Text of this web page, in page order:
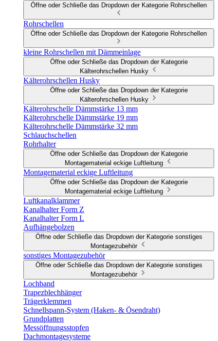
Öffne oder Schließe das Dropdown der Kategorie Rohrschellen
Rohrschellen
Öffne oder Schließe das Dropdown der Kategorie Rohrschellen
kleine Rohrschellen mit Dämmeinlage
Öffne oder Schließe das Dropdown der Kategorie
Kälterohrschellen Husky
Kälterohrschellen Husky
Öffne oder Schließe das Dropdown der Kategorie
Kälterohrschellen Husky
Kälterohrschelle Dämmstärke 13 mm
Kälterohrschelle Dämmstärke 19 mm
Kälterohrschelle Dämmstärke 32 mm
Schlauchschellen
Rohrhalter
Öffne oder Schließe das Dropdown der Kategorie
Montagematerial eckige Luftleitung
Montagematerial eckige Luftleitung
Öffne oder Schließe das Dropdown der Kategorie
Montagematerial eckige Luftleitung
Luftkanalklammer
Kanalhalter Form Z
Kanalhalter Form L
Aufhängebolzen
Öffne oder Schließe das Dropdown der Kategorie sonstiges
Montagezubehör
sonstiges Montagezubehör
Öffne oder Schließe das Dropdown der Kategorie sonstiges
Montagezubehör
Lochband
Trapezblechhänger
Trägerklemmen
Schnellspann-System (Haken- & Ösendraht)
Grundplatten
Messöffnungsstopfen
Dachmontagesysteme